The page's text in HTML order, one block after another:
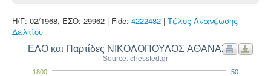
Η/Γ: 02/1968, ΕΣΟ: 29962 | Fide: 4222482 | Τέλος Ανανέωσης
Δελτίου
ΕΛΟ και Παρτίδες ΝΙΚΟΛΟΠΟΥΛΟΣ ΑΘΑΝΑΣΙΟΣ
Source: chessfed.gr
1800 50